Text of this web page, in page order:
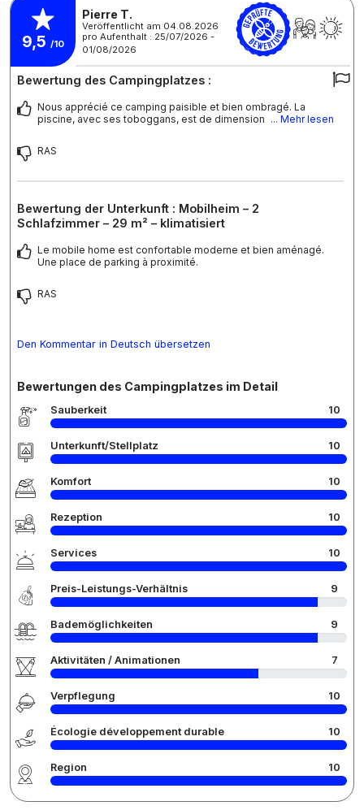
9,5 /10
Pierre T.
Veröffentlicht am 04.08.2026
pro Aufenthalt : 25/07/2026 -
01/08/2026
Bewertung des Campingplatzes :
Nous apprécié ce camping paisible et bien ombragé. La
piscine, avec ses toboggans, est de dimension ... Mehr lesen
RAS
Bewertung der Unterkunft : Mobilheim – 2
Schlafzimmer – 29 m² – klimatisiert
Le mobile home est confortable moderne et bien aménagé.
Une place de parking à proximité.
RAS
Den Kommentar in Deutsch übersetzen
Bewertungen des Campingplatzes im Detail
Sauberkeit 10
Unterkunft/Stellplatz 10
Komfort 10
Rezeption 10
Services 10
Preis-Leistungs-Verhältnis 9
Bademöglichkeiten 9
Aktivitäten / Animationen 7
Verpflegung 10
Écologie développement durable 10
Region 10